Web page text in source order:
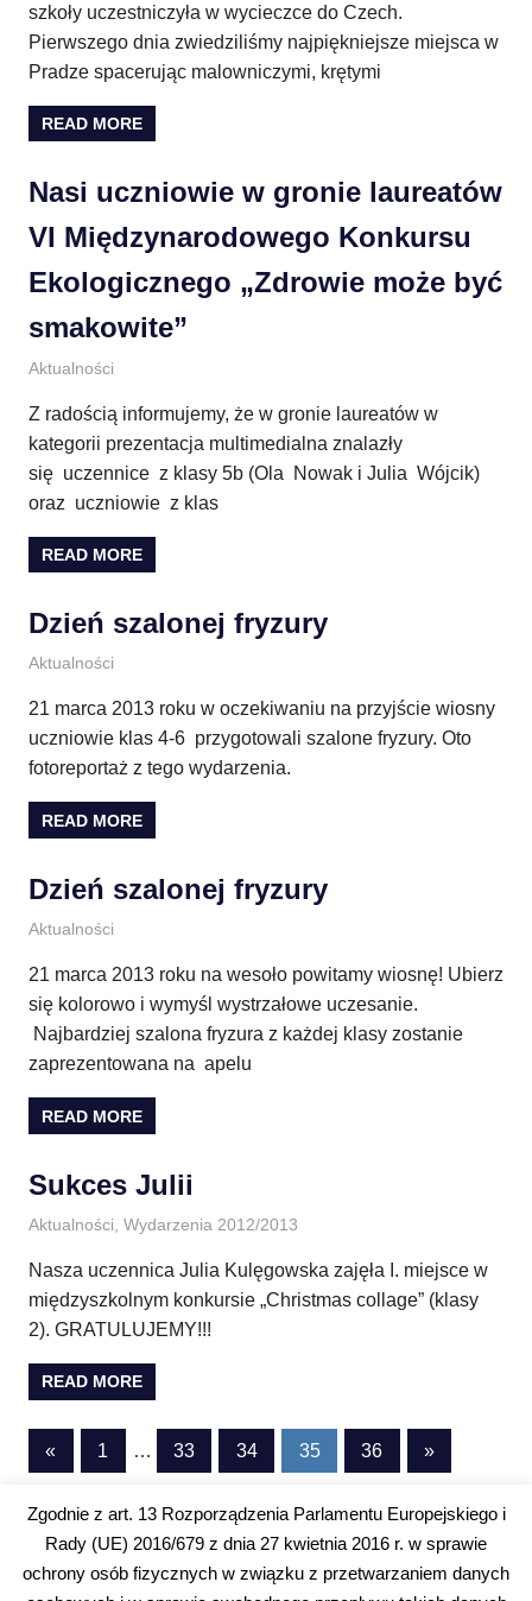
szkoły uczestniczyła w wycieczce do Czech.
Pierwszego dnia zwiedziliśmy najpiękniejsze miejsca w
Pradze spacerując malowniczymi, krętymi
READ MORE
Nasi uczniowie w gronie laureatów
VI Międzynarodowego Konkursu
Ekologicznego „Zdrowie może być
smakowite”
18 kwietnia 2013
E.CH.
Aktualności
Z radością informujemy, że w gronie laureatów w
kategorii prezentacja multimedialna znalazły
się uczennice z klasy 5b (Ola Nowak i Julia Wójcik)
oraz uczniowie z klas
READ MORE
Dzień szalonej fryzury
22 marca 2013
E.CH.
Aktualności
21 marca 2013 roku w oczekiwaniu na przyjście wiosny
uczniowie klas 4-6 przygotowali szalone fryzury. Oto
fotoreportaż z tego wydarzenia.
READ MORE
Dzień szalonej fryzury
18 marca 2013
E.CH.
Aktualności
21 marca 2013 roku na wesoło powitamy wiosnę! Ubierz
się kolorowo i wymyśl wystrzałowe uczesanie.
Najbardziej szalona fryzura z każdej klasy zostanie
zaprezentowana na apelu
READ MORE
Sukces Julii
1 stycznia 2013
E.CH.
Aktualności Wydarzenia 2012/2013
Nasza uczennica Julia Kulęgowska zajęła I. miejsce w
międzyszkolnym konkursie „Christmas collage” (klasy
2). GRATULUJEMY!!!
READ MORE
Stronicowanie
wpisów
« Previous
Posts
1 … 33 34 35 36
Next
Posts
»
WordPress Theme: Gridbox by ThemeZee.
Zgodnie z art. 13 Rozporządzenia Parlamentu Europejskiego i
Rady (UE) 2016/679 z dnia 27 kwietnia 2016 r. w sprawie
ochrony osób fizycznych w związku z przetwarzaniem danych